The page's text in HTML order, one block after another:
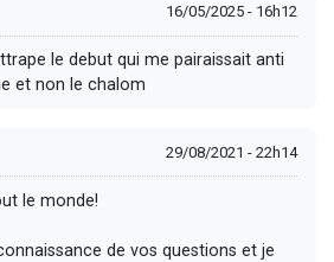
16/05/2025 - 16h12
le debut qui me pairaissait anti
et non le chalom
29/08/2021 - 22h14
le monde!
de vos questions et je